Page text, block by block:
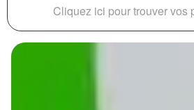
Cliquez ici pour trouver vos